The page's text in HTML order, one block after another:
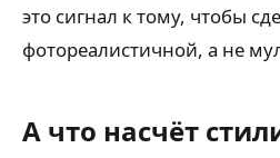
это сигнал к тому, чтобы
фотореалистичной, а не
А что насчёт